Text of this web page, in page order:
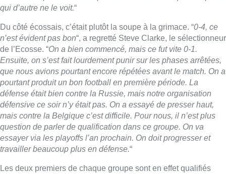
qui d’autre ne le voit.“
Du côté écossais, c’était plutôt la soupe à la grimace. “0-4, ce
n’est évident pas bon“, a regretté Steve Clarke, le sélectionneur
de l’Ecosse. “On a bien commencé, mais ce fut vite 0-1.
Ensuite, on s’est fait lourdement punir sur les phases arrêtées,
que nous avions pourtant encore répétées avant le match. On a
pourtant produit un bon football en première période. La
défense était bien contre la Russie, mais notre organisation
défensive ce soir n’y était pas. On a essayé de presser haut,
mais contre la Belgique c’est difficile. Pour nous, il n’est plus
question de parler de qualification dans ce groupe. On va
essayer via les playoffs l’an prochain. On doit progresser et
travailler beaucoup plus en défense.“
Les deux premiers de chaque groupe sont en effet qualifiés